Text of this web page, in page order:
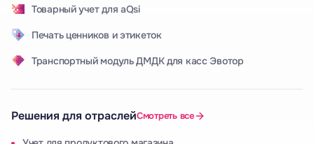
Товарный учет для aQsi
Печать ценников и этикеток
Транспортный модуль ДМДК для касс Эвотор
Решения для отраслейСмотреть все